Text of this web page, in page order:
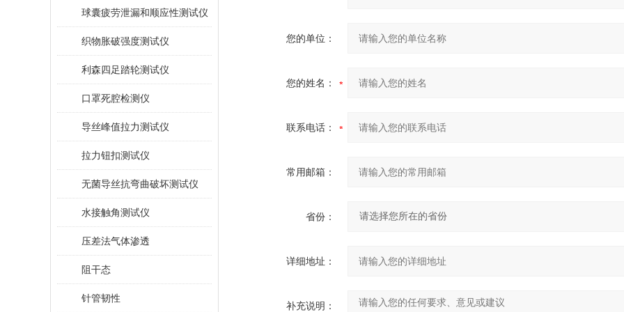
球囊疲劳泄漏和顺应性测试仪
织物胀破强度测试仪
利森四足踏轮测试仪
口罩死腔检测仪
导丝峰值拉力测试仪
拉力钮扣测试仪
无菌导丝抗弯曲破坏测试仪
水接触角测试仪
压差法气体渗透
阻干态
针管韧性
您的单位：
您的姓名：
联系电话：
常用邮箱：
省份：
详细地址：
补充说明：